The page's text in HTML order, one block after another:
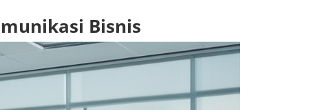
Bisnis